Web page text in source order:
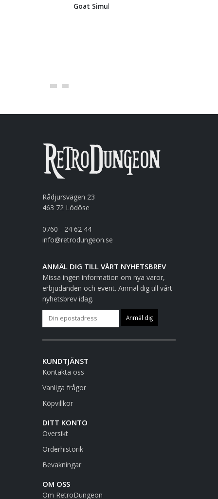
Goat Simulator 3 Pre-Udder Edition
Rådjursvägen 23
463 72 Lödöse
0760 - 24 62 44
info@retrodungeon.se
ANMÄL DIG TILL VÅRT NYHETSBREV
Missa ingen information om nya varor,
erbjudanden och event. Anmäl dig till vårt
nyhetsbrev idag.
KUNDTJÄNST
Kontakta oss
Vanliga frågor
Köpvillkor
DITT KONTO
Översikt
Orderhistorik
Bevakningar
OM OSS
Om RetroDungeon